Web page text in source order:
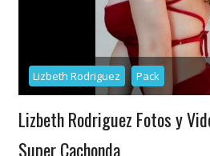
Lizbeth Rodriguez Pack
Lizbeth Rodriguez Fotos y
Super Cachonda